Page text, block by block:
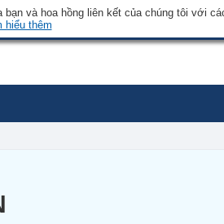
và hoa hồng liên kết của chúng tôi với
hiểu thêm